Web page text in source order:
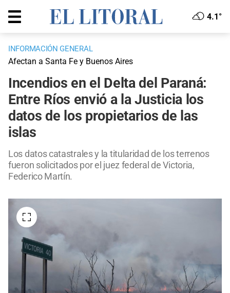
4.1°
INFORMACIÓN GENERAL
Afectan a Santa Fe y Buenos Aires
Incendios en el Delta del Paraná:
Entre Ríos envió a la Justicia los
datos de los propietarios de las
islas
Los datos catastrales y la titularidad de los terrenos
fueron solicitados por el juez federal de Victoria,
Federico Martín.